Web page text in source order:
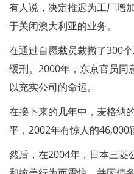
有人说，决定推迟为工厂增
于关闭澳大利亚的业务。
在通过自愿裁员裁撤了300
缓刑。2000年，东京官员同
以充实公司的命运。
在接下来的几年中，麦格纳
平，2002年有惊人的46,000
然后，在2004年，日本三菱